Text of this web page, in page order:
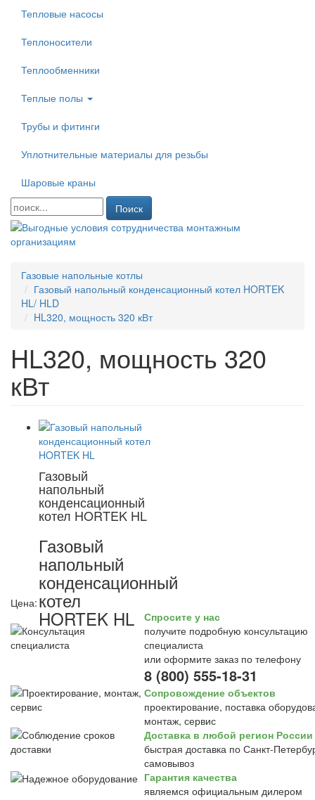
Тепловые насосы
Теплоносители
Теплообменники
Теплые полы
Трубы и фитинги
Уплотнительные материалы для резьбы
Шаровые краны
Поиск
Газовые напольные котлы
Газовый напольный конденсационный котел HORTEK
HL/ HLD
HL320, мощность 320 кВт
HL320, мощность 320
кВт
Газовый
напольный
конденсационный
котел HORTEK HL
Газовый
напольный
конденсационный
котел
HORTEK HL
Цена:
Спросите у нас
получите подробную консультацию
специалиста
или оформите заказ по телефону
8 (800) 555-18-31
Сопровождение объектов
проектирование, поставка
монтаж, сервис
Доставка в любой регион России
быстрая доставка по Санкт-
самовывоз
Гарантия качества
являемся официальным дилером